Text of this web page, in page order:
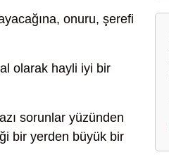
onuru, şerefi
olarak hayli iyi bir
sorunlar yüzünden
bir yerden büyük bir